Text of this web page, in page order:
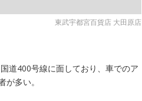
東武宇都宮百貨店 大田原店
道400号線に面しており、車でのア
多い。